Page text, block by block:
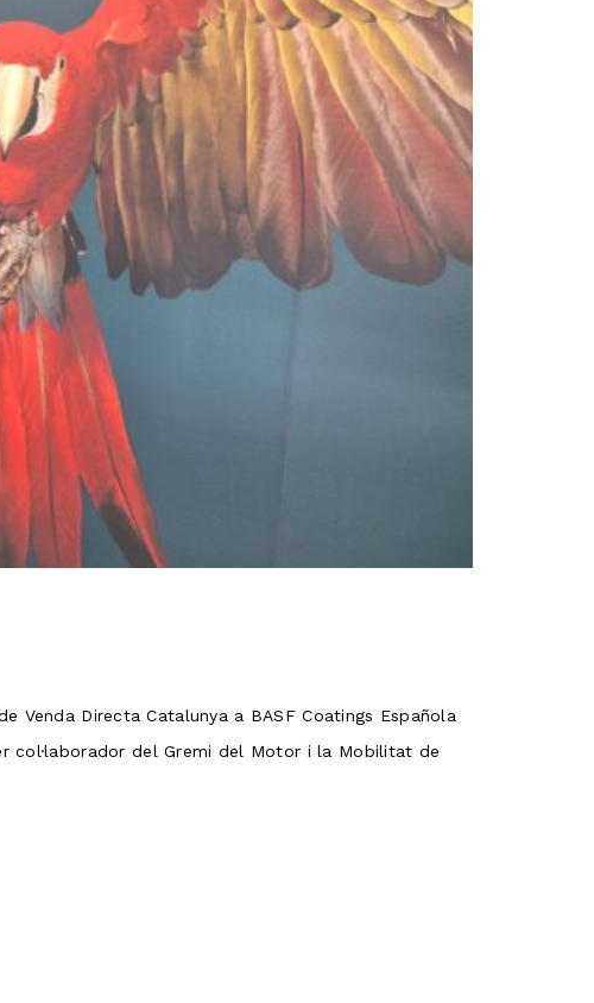
Venda Directa Catalunya a BASF Coatings Española
col·laborador del Gremi del Motor i la Mobilitat de